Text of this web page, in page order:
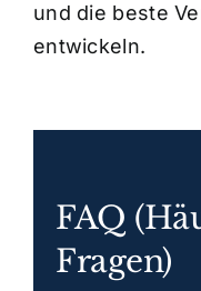
und die beste
entwickeln.
FAQ
Fragen)